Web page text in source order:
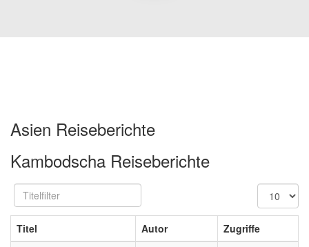
Asien Reiseberichte
Kambodscha Reiseberichte
Titelfilter
Anzeige
#
Titel
Autor
Zugriffe